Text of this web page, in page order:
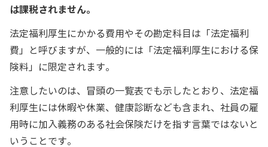
は課税されません。
法定福利厚生にかかる費用やその勘定科目は「法定福利
費」と呼びますが、一般的には「法定福利厚生における保
険料」に限定されます。
注意したいのは、冒頭の一覧表でも示したとおり、法定福
利厚生には休暇や休業、健康診断なども含まれ、社員の雇
用時に加入義務のある社会保険だけを指す言葉ではないと
いうことです。